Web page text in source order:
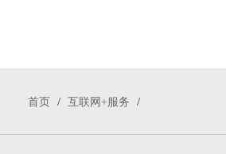
首页 / 互联网+服务 /